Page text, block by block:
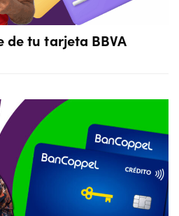
de tu tarjeta BBVA